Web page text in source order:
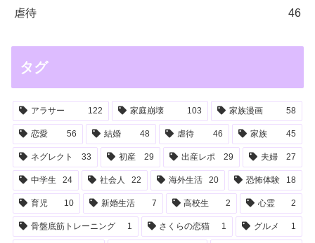
虐待 46
タグ
アラサー 122 家庭崩壊 103 家族漫画 58
恋愛 56 結婚 48 虐待 46 家族 45
ネグレクト 33 初産 29 出産レポ 29 夫婦 27
中学生 24 社会人 22 海外生活 20 恐怖体験 18
育児 10 新婚生活 7 高校生 2 心霊 2
骨盤底筋トレーニング 1 さくらの恋猫 1 グルメ 1